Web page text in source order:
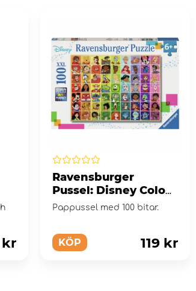
kr
Ravensburger
Pussel: Disney Colour
Palette 100 Bitar XXL
Pappussel med 100 bitar.
KÖP 119 kr